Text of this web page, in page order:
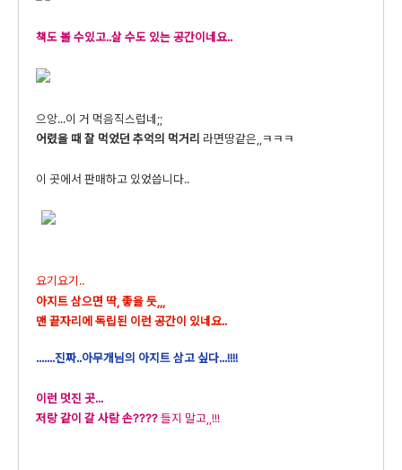
책도 볼 수있고..살 수도 있는 공간이네요..
으앙...이 거 먹음직스럽네;;
어렸을 때 잘 먹었던 추억의 먹거리 라면땅같은,,ㅋㅋㅋ
이 곳에서 판매하고 있었씁니다..
요기요기..
아지트 삼으면 딱, 좋을 듯,,,
맨 끝자리에 독립된 이런 공간이 있네요..
.......진짜..아무개님의 아지트 삼고 싶다...!!!!
이런 멋진 곳...
저랑 같이 갈 사람 손????들지 말고,,!!!